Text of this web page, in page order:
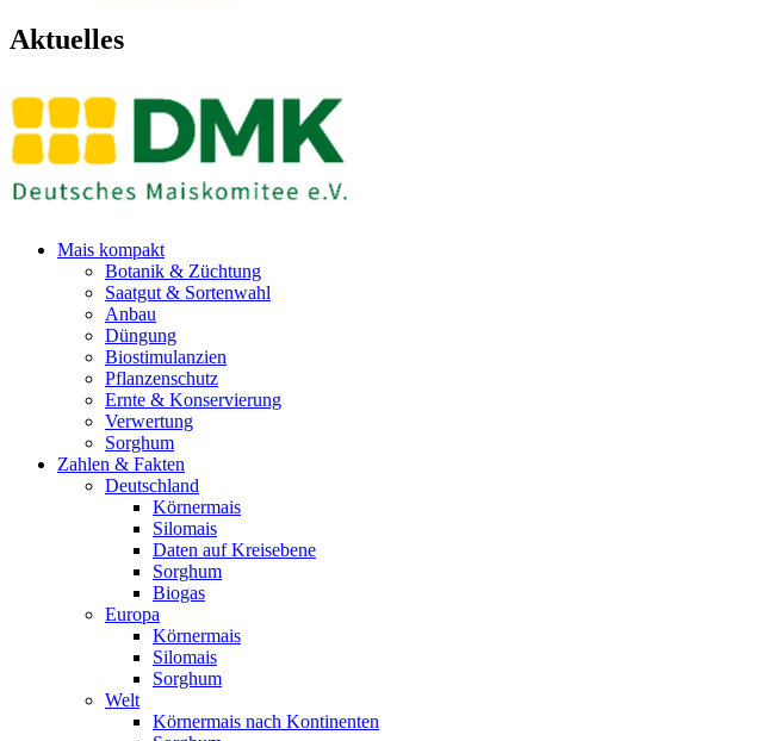
Aktuelles
Mais kompakt
Botanik & Züchtung
Saatgut & Sortenwahl
Anbau
Düngung
Biostimulanzien
Pflanzenschutz
Ernte & Konservierung
Verwertung
Sorghum
Zahlen & Fakten
Deutschland
Körnermais
Silomais
Daten auf Kreisebene
Sorghum
Biogas
Europa
Körnermais
Silomais
Sorghum
Welt
Körnermais nach Kontinenten